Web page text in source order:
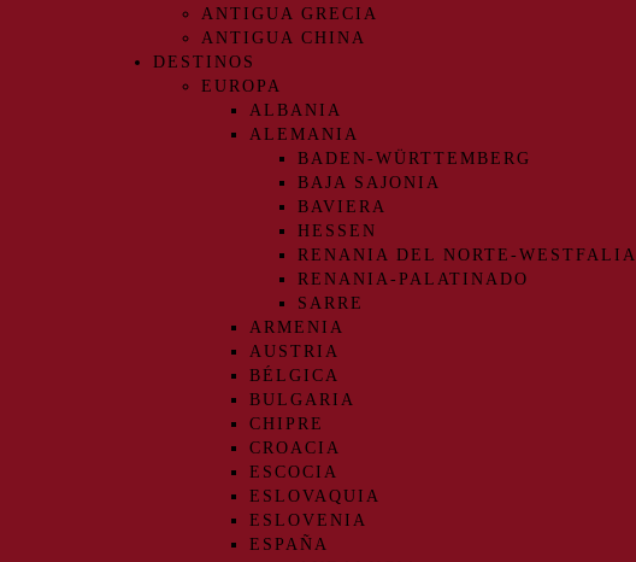
ANTIGUA GRECIA
ANTIGUA CHINA
DESTINOS
EUROPA
ALBANIA
ALEMANIA
BADEN-WÜRTTEMBERG
BAJA SAJONIA
BAVIERA
HESSEN
RENANIA DEL NORTE-WESTFALIA
RENANIA-PALATINADO
SARRE
ARMENIA
AUSTRIA
BÉLGICA
BULGARIA
CHIPRE
CROACIA
ESCOCIA
ESLOVAQUIA
ESLOVENIA
ESPAÑA